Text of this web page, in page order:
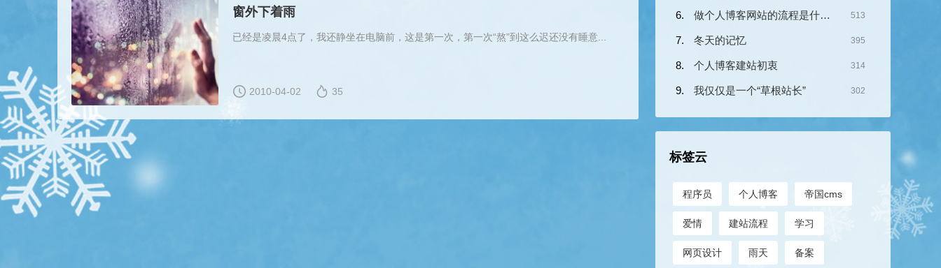
窗外下着雨
已经是凌晨4点了，我还静坐在电脑前，这是第一次，第一次“熬”到这么迟还没有睡意...
2010-04-02 35
做个人博客网站的流程是什么？ 513
冬天的记忆 395
个人博客建站初衷 314
我仅仅是一个“草根站长” 302
标签云
程序员 个人博客 帝国cms
爱情 建站流程 学习
网页设计 雨天 备案